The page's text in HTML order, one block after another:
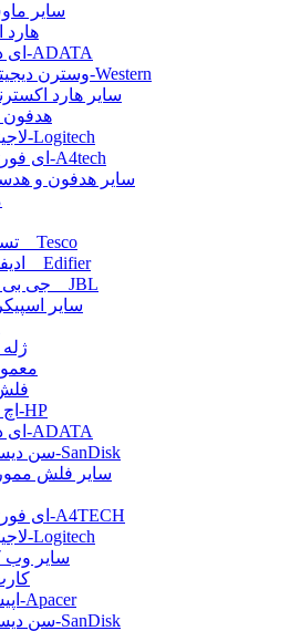
سایر
هارد
ای دیتا-ADATA
وسترن دیجیتال-Western
سایر هارد
لاجیتک-Logitech
ای فورتک-A4tech
سایر هدفون و
تسکو _ Tesco
ادیفایر _ Edifier
جی بی ال _ JBL
سایر
اچ پی-HP
ای دیتا-ADATA
سن دیسک-SanDisk
سایر فلش
ای فورتک-A4TECH
لاجیتک-Logitech
سایر وب
اپیسر-Apacer
سن دیسک-SanDisk